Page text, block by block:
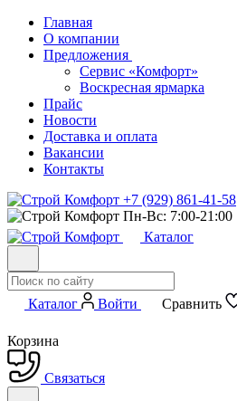
Главная
О компании
Предложения
Сервис «Комфорт»
Воскресная ярмарка
Прайс
Новости
Доставка и оплата
Вакансии
Контакты
+7 (929) 861-41-58
Пн-Вс: 7:00-21:00
Каталог
Каталог Войти Сравнить
Корзина
Связаться